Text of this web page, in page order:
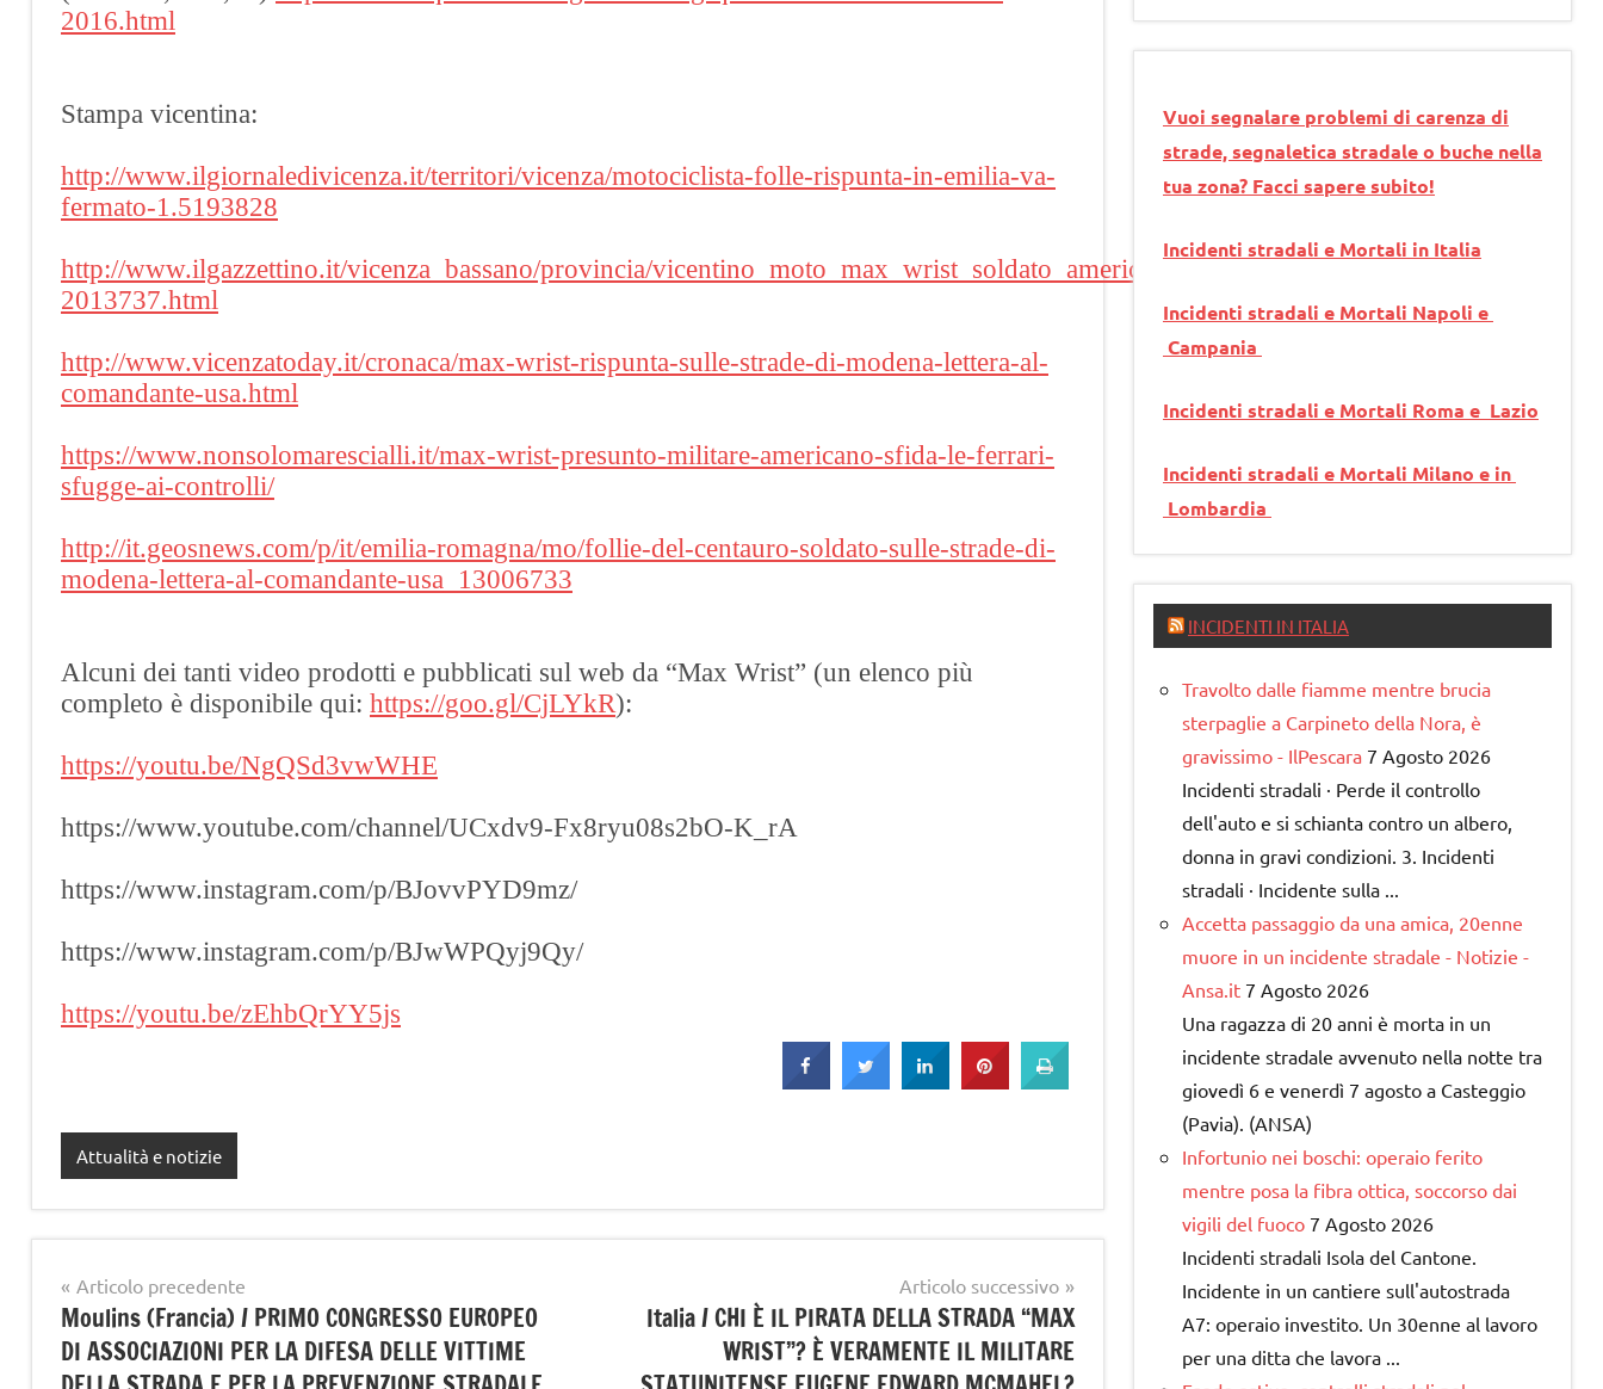
2016.html
Stampa vicentina:
http://www.ilgiornaledivicenza.it/territori/vicenza/motociclista-folle-rispunta-in-emilia-va-
fermato-1.5193828
http://www.ilgazzettino.it/vicenza_bassano/provincia/vicentino_moto_max_wrist_soldato_americano_manovre_spericolate-
2013737.html
http://www.vicenzatoday.it/cronaca/max-wrist-rispunta-sulle-strade-di-modena-lettera-al-
comandante-usa.html
https://www.nonsolomarescialli.it/max-wrist-presunto-militare-americano-sfida-le-ferrari-
sfugge-ai-controlli/
http://it.geosnews.com/p/it/emilia-romagna/mo/follie-del-centauro-soldato-sulle-strade-di-
modena-lettera-al-comandante-usa_13006733
Alcuni dei tanti video prodotti e pubblicati sul web da “Max Wrist” (un elenco più
completo è disponibile qui: https://goo.gl/CjLYkR):
https://youtu.be/NgQSd3vwWHE
https://www.youtube.com/channel/UCxdv9-Fx8ryu08s2bO-K_rA
https://www.instagram.com/p/BJovvPYD9mz/
https://www.instagram.com/p/BJwWPQyj9Qy/
https://youtu.be/zEhbQrYY5js
Attualità e notizie
Navigazione
articoli
Articolo precedente
Moulins (Francia) / PRIMO CONGRESSO EUROPEO
DI ASSOCIAZIONI PER LA DIFESA DELLE VITTIME
Articolo successivo
Italia / CHI È IL PIRATA DELLA STRADA “MAX
WRIST”? È VERAMENTE IL MILITARE
Vuoi segnalare problemi di carenza di
strade, segnaletica stradale o buche nella
tua zona? Facci sapere subito!
Incidenti stradali e Mortali in Italia
Incidenti stradali e Mortali Napoli e
Campania
Incidenti stradali e Mortali Roma e Lazio
Incidenti stradali e Mortali Milano e in
Lombardia
INCIDENTI IN ITALIA
Travolto dalle fiamme mentre brucia
sterpaglie a Carpineto della Nora, è
gravissimo - IlPescara 7 Agosto 2026
Incidenti stradali · Perde il controllo
dell'auto e si schianta contro un albero,
donna in gravi condizioni. 3. Incidenti
stradali · Incidente sulla ...
Accetta passaggio da una amica, 20enne
muore in un incidente stradale - Notizie -
Ansa.it 7 Agosto 2026
Una ragazza di 20 anni è morta in un
incidente stradale avvenuto nella notte tra
giovedì 6 e venerdì 7 agosto a Casteggio
(Pavia). (ANSA)
Infortunio nei boschi: operaio ferito
mentre posa la fibra ottica, soccorso dai
vigili del fuoco 7 Agosto 2026
Incidenti stradali Isola del Cantone.
Incidente in un cantiere sull'autostrada
A7: operaio investito. Un 30enne al lavoro
per una ditta che lavora ...